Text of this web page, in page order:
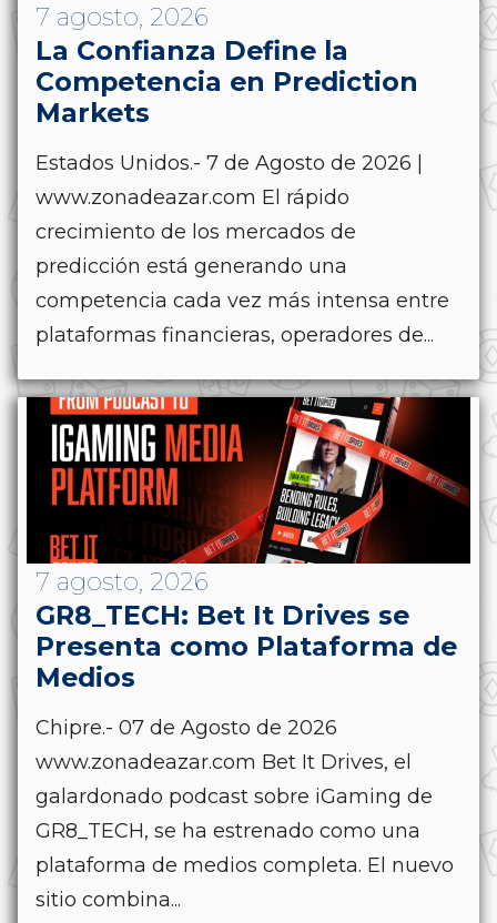
7 agosto, 2026
La Confianza Define la
Competencia en Prediction
Markets
Estados Unidos.- 7 de Agosto de 2026 |
www.zonadeazar.com El rápido
crecimiento de los mercados de
predicción está generando una
competencia cada vez más intensa entre
plataformas financieras, operadores de...
7 agosto, 2026
GR8_TECH: Bet It Drives se
Presenta como Plataforma de
Medios
Chipre.- 07 de Agosto de 2026
www.zonadeazar.com Bet It Drives, el
galardonado podcast sobre iGaming de
GR8_TECH, se ha estrenado como una
plataforma de medios completa. El nuevo
sitio combina...